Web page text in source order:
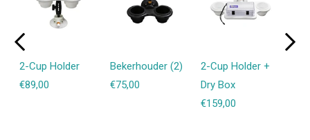
2-Cup Holder
€89,00
Bekerhouder (2)
€75,00
2-Cup Holder +
Dry Box
€159,00